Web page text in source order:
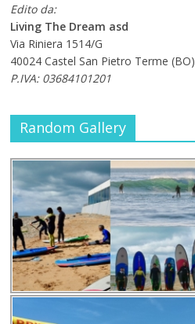
Edito da:
Living The Dream asd
Via Riniera 1514/G
40024 Castel San Pietro Terme (BO)
P.IVA: 03684101201
Random Gallery